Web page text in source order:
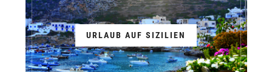
URLAUB AUF SIZILIEN